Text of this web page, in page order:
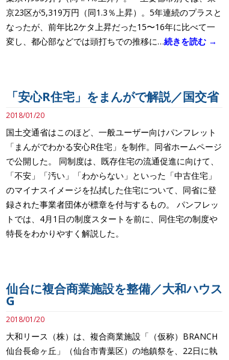
京23区が5,319万円（同1.3％上昇）。5年連続のプラスと
なったが、前年比2ケタ上昇だった15〜16年に比べて一
変し、都心部などでは頭打ちでの推移に…続きを読む →
「安心R住宅」をまんがで解説／国交省
2018/01/20
国土交通省はこのほど、一般ユーザー向けパンフレット
「まんがでわかる安心R住宅」を制作。同省ホームページ
で公開した。 同制度は、既存住宅の流通促進に向けて、
「不安」「汚い」「わからない」といった「中古住宅」
のマイナスイメージを払拭した住宅について、同省に登
録された事業者団体が標章を付与するもの。 パンフレッ
トでは、4月1日の制度スタートを前に、同住宅の制度や
特長をわかりやすく解説した。
仙台に複合商業施設を整備／大和ハウス
G
2018/01/20
大和リース（株）は、複合商業施設「（仮称）BRANCH
仙台長命ヶ丘」（仙台市青葉区）の地鎮祭を、22日に執